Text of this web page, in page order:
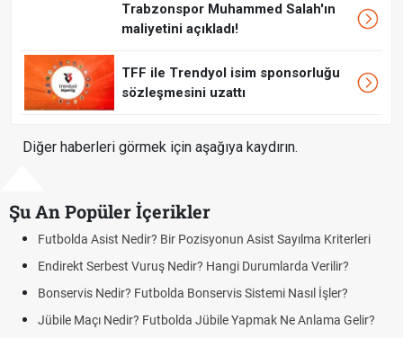
Trabzonspor Muhammed Salah'ın
maliyetini açıkladı!
TFF ile Trendyol isim sponsorluğu
sözleşmesini uzattı
Diğer haberleri görmek için aşağıya kaydırın.
Şu An Popüler İçerikler
Nedir? Bir Pozisyonun Asist Sayılma Kriterleri
Vuruş Nedir? Hangi Durumlarda Verilir?
Futbolda Bonservis Sistemi Nasıl İşler?
Futbolda Jübile Yapmak Ne Anlama Gelir?
Futbolda
Açık Lise
Yenileme ve
Tarihini